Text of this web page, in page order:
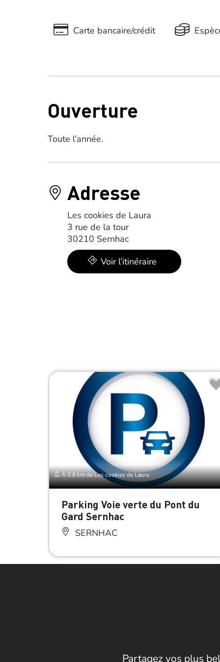
Carte bancaire/crédit
Ouverture
Toute l’année.
Adresse
Les cookies de Laura
3 rue de la tour
30210 Sernhac
Voir l’itinéraire
À 0.8 km de Les cookies de Laura
Parking Voie verte du Pont du
Gard Sernhac
SERNHAC
Partagez vos plus